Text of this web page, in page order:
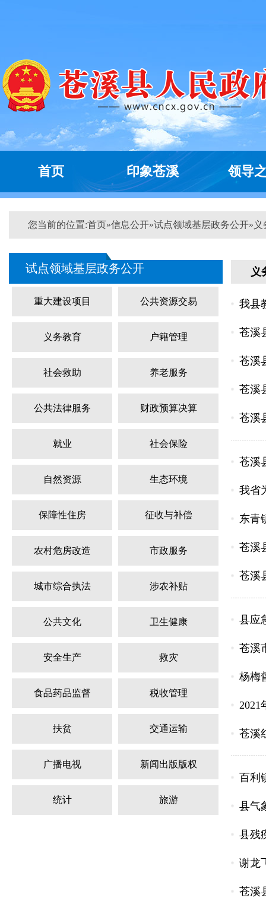
首页 印象苍溪 领导
您当前的位置:首页»信息公开»试点领域基层政务公开»
试点领域基层政务公开
重大建设项目 公共资源交易
义务教育 户籍管理
社会救助 养老服务
公共法律服务 财政预算决算
就业 社会保险
自然资源 生态环境
保障性住房 征收与补偿
农村危房改造 市政服务
城市综合执法 涉农补贴
公共文化 卫生健康
安全生产 救灾
食品药品监督 税收管理
扶贫 交通运输
广播电视 新闻出版版权
统计 旅游
义
我县
苍溪
苍溪
苍溪
苍溪
苍溪
我省
东青
苍溪
苍溪
县应
苍溪
杨梅
2021
苍溪
百利
县气
县残
谢龙
苍溪